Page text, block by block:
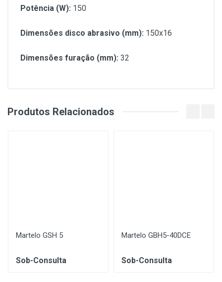
Potência (W): 150
Dimensões disco abrasivo (mm): 150x16
Dimensões furação (mm): 32
Produtos Relacionados
Martelo GSH 5
Sob-Consulta
Martelo GBH5-40DCE
Sob-Consulta